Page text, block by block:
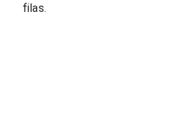
filas.